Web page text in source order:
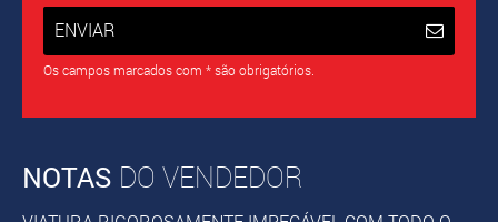
ENVIAR
Os campos marcados com * são obrigatórios.
NOTAS DO VENDEDOR